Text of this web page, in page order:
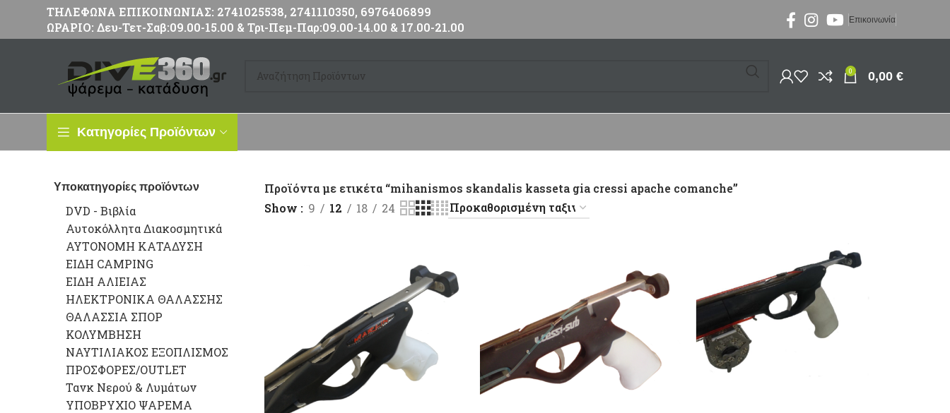
ΤΗΛΕΦΩΝΑ ΕΠΙΚΟΙΝΩΝΙΑΣ: 2741025538, 2741110350, 6976406899
ΩΡΑΡΙΟ: Δευ-Τετ-Σαβ:09.00-15.00 & Τρι-Πεμ-Παρ:09.00-14.00 & 17.00-21.00
Επικοινωνία
0 0,00 €
Κατηγορίες Προϊόντων
Υποκατηγορίες προϊόντων
DVD - Βιβλία
Αυτοκόλλητα Διακοσμητικά
ΑΥΤΟΝΟΜΗ ΚΑΤΑΔΥΣΗ
ΕΙΔΗ CAMPING
ΕΙΔΗ ΑΛΙΕΙΑΣ
ΗΛΕΚΤΡΟΝΙΚΑ ΘΑΛΑΣΣΗΣ
ΘΑΛΑΣΣΙΑ ΣΠΟΡ
ΚΟΛΥΜΒΗΣΗ
ΝΑΥΤΙΛΙΑΚΟΣ ΕΞΟΠΛΙΣΜΟΣ
ΠΡΟΣΦΟΡΕΣ/OUTLET
Τανκ Νερού & Λυμάτων
ΥΠΟΒΡΥΧΙΟ ΨΑΡΕΜΑ
Προϊόντα με ετικέτα “mihanismos skandalis kasseta gia cressi apache comanche”
Show
9 12 18 24